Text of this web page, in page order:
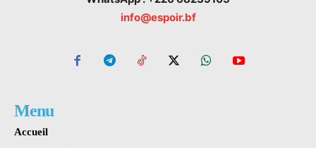
info@espoir.bf
Menu
Accueil